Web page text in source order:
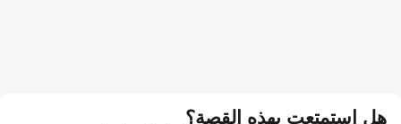
هل استمتعت بهذه القصة؟